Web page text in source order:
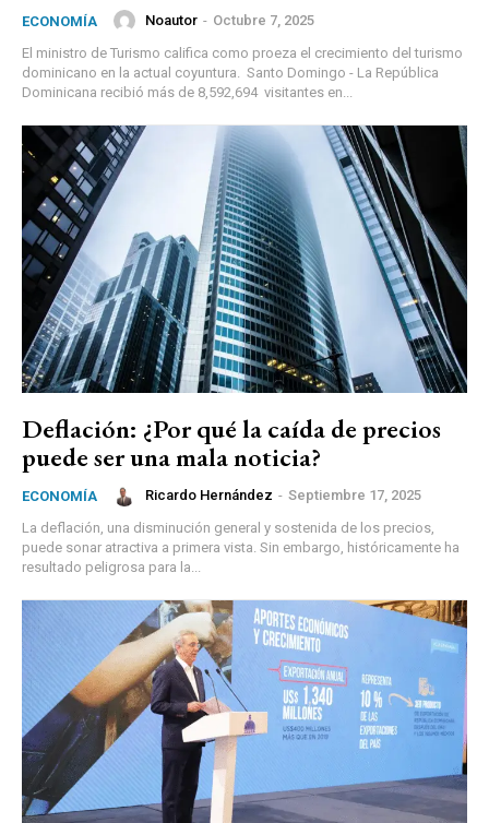
ECONOMÍA Noautor - Octubre 7, 2025
El ministro de Turismo califica como proeza el crecimiento del turismo
dominicano en la actual coyuntura. Santo Domingo - La República
Dominicana recibió más de 8,592,694 visitantes en...
Deflación: ¿Por qué la caída de precios
puede ser una mala noticia?
ECONOMÍA Ricardo Hernández - Septiembre 17, 2025
La deflación, una disminución general y sostenida de los precios,
puede sonar atractiva a primera vista. Sin embargo, históricamente ha
resultado peligrosa para la...